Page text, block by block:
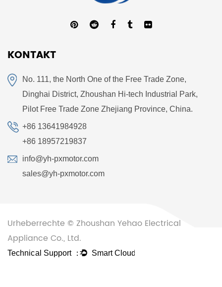
KONTAKT
No. 111, the North One of the Free Trade Zone,
Dinghai District, Zhoushan Hi-tech Industrial Park,
Pilot Free Trade Zone Zhejiang Province, China.
+86 13641984928
+86 18957219837
info@yh-pxmotor.com
sales@yh-pxmotor.com
Urheberrechte © Zhoushan Yehao Electrical
Appliance Co., Ltd.